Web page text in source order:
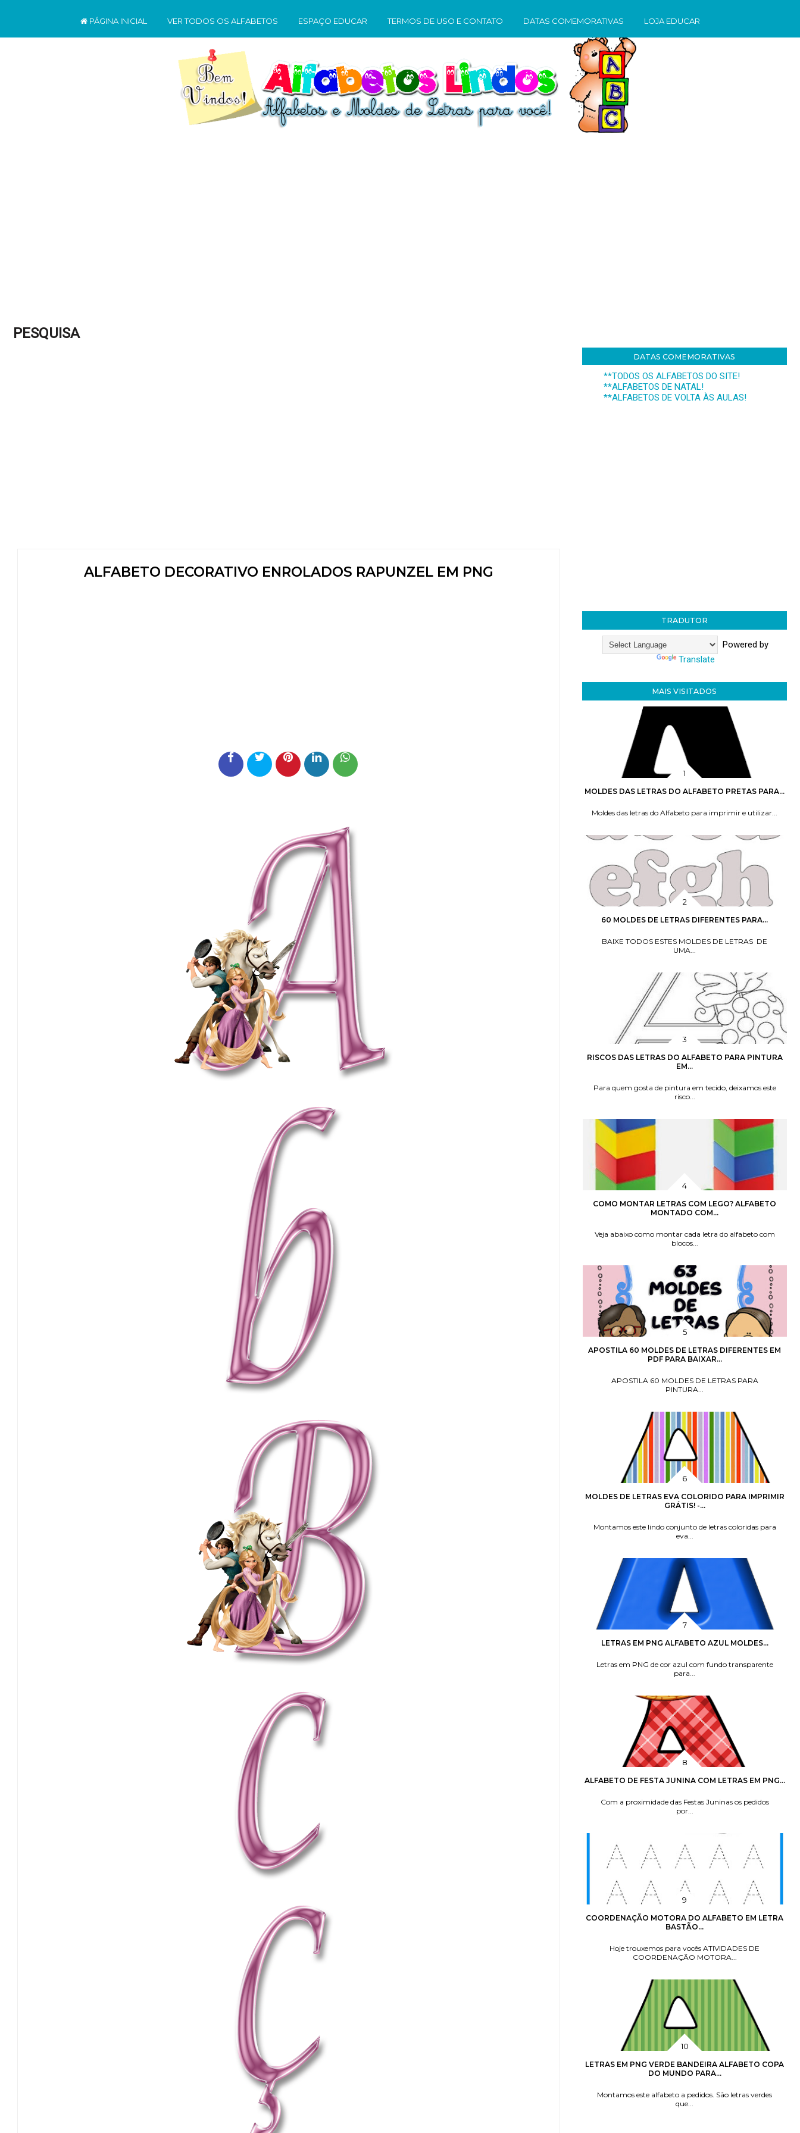
PÁGINA INICIAL VER TODOS OS ALFABETOS ESPAÇO EDUCAR TERMOS DE USO E CONTATO DATAS COMEMORATIVAS LOJA EDUCAR
PESQUISA
ALFABETO DECORATIVO ENROLADOS RAPUNZEL EM PNG
DATAS COMEMORATIVAS
**TODOS OS ALFABETOS DO SITE!
**ALFABETOS DE NATAL!
**ALFABETOS DE VOLTA ÀS AULAS!
TRADUTOR
Powered by
Translate
MAIS VISITADOS
MOLDES DAS LETRAS DO ALFABETO PRETAS PARA...
Moldes das letras do Alfabeto para imprimir e utilizar...
60 MOLDES DE LETRAS DIFERENTES PARA...
BAIXE TODOS ESTES MOLDES DE LETRAS DE
UMA...
RISCOS DAS LETRAS DO ALFABETO PARA PINTURA
EM...
Para quem gosta de pintura em tecido, deixamos este
risco...
COMO MONTAR LETRAS COM LEGO? ALFABETO
MONTADO COM...
Veja abaixo como montar cada letra do alfabeto com
blocos...
APOSTILA 60 MOLDES DE LETRAS DIFERENTES EM
PDF PARA BAIXAR...
APOSTILA 60 MOLDES DE LETRAS PARA
PINTURA...
MOLDES DE LETRAS EVA COLORIDO PARA IMPRIMIR
GRÁTIS! -...
Montamos este lindo conjunto de letras coloridas para
eva...
LETRAS EM PNG ALFABETO AZUL MOLDES...
Letras em PNG de cor azul com fundo transparente
para...
ALFABETO DE FESTA JUNINA COM LETRAS EM PNG...
Com a proximidade das Festas Juninas os pedidos
por...
COORDENAÇÃO MOTORA DO ALFABETO EM LETRA
BASTÃO...
Hoje trouxemos para vocês ATIVIDADES DE
COORDENAÇÃO MOTORA...
LETRAS EM PNG VERDE BANDEIRA ALFABETO COPA
DO MUNDO PARA...
Montamos este alfabeto a pedidos. São letras verdes
que...